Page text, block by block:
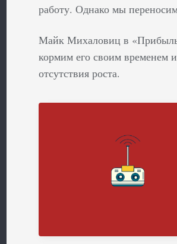
работу. Однако мы
Майк Михаловиц в
кормим его своим временем
отсутствия роста.